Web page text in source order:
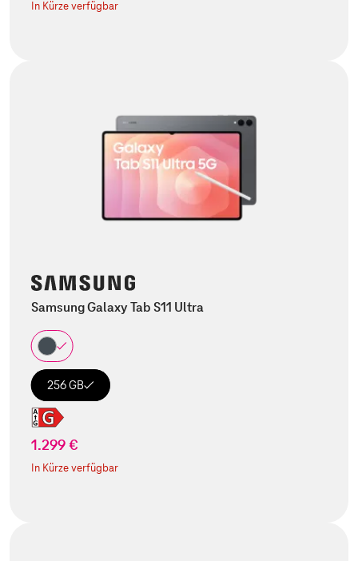
In Kürze verfügbar
Samsung Galaxy Tab S11 Ultra
256 GB
1.299 €
In Kürze verfügbar